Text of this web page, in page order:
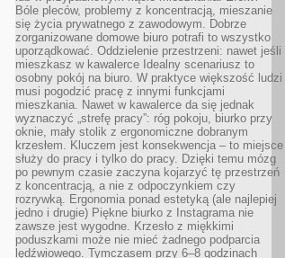
Bóle pleców, problemy z koncentracją, mieszanie
się życia prywatnego z zawodowym. Dobrze
zorganizowane domowe biuro potrafi to wszystko
uporządkować. Oddzielenie przestrzeni: nawet jeśli
mieszkasz w kawalerce Idealny scenariusz to
osobny pokój na biuro. W praktyce większość ludzi
musi pogodzić pracę z innymi funkcjami
mieszkania. Nawet w kawalerce da się jednak
wyznaczyć „strefę pracy”: róg pokoju, biurko przy
oknie, mały stolik z ergonomiczne dobranym
krzesłem. Kluczem jest konsekwencja – to miejsce
służy do pracy i tylko do pracy. Dzięki temu mózg
po pewnym czasie zaczyna kojarzyć tę przestrzeń
z koncentracją, a nie z odpoczynkiem czy
rozrywką. Ergonomia ponad estetyką (ale najlepiej
jedno i drugie) Piękne biurko z Instagrama nie
zawsze jest wygodne. Krzesło z miękkimi
poduszkami może nie mieć żadnego podparcia
lędźwiowego. Tymczasem przy 6–8 godzinach